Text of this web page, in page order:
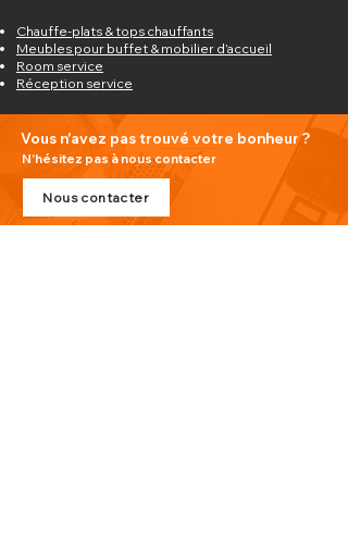
Chauffe-plats & tops chauffants
Meubles pour buffet & mobilier d’accueil
Room service
Réception service
Vous n'avez pas trouvé votre bonheur ?
N'hésitez pas à nous contacter
Nous contacter